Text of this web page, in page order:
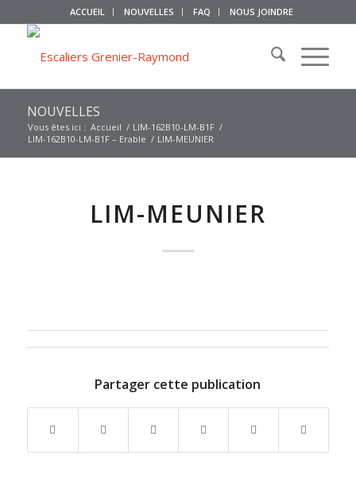
ACCUEIL NOUVELLES FAQ NOUS JOINDRE
NOUVELLES
Vous êtes ici : Accueil / LIM-162B10-LM-B1F /
LIM-162B10-LM-B1F – Erable / LIM-MEUNIER
LIM-MEUNIER
Partager cette publication